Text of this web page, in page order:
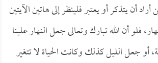
فمن أراد أن يتذكر أو يعتبر فلينظر إلى هاتين الآيتين
فلو أن الله تبارك وتعالى جعل النهار علينا
أو جعل الليل كذلك وكانت الحياة لا تتغير